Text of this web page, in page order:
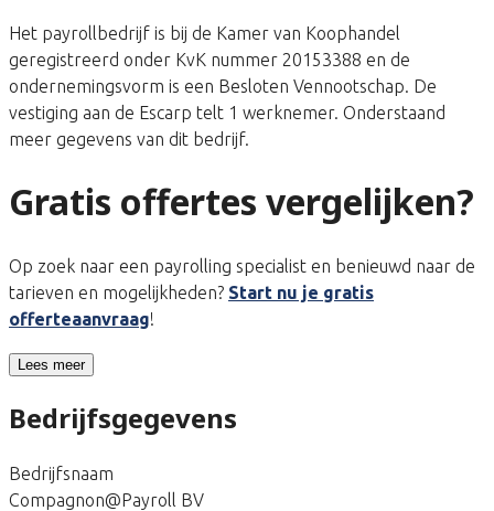
Het payrollbedrijf is bij de Kamer van Koophandel
geregistreerd onder KvK nummer 20153388 en de
ondernemingsvorm is een Besloten Vennootschap. De
vestiging aan de Escarp telt 1 werknemer. Onderstaand
meer gegevens van dit bedrijf.
Gratis offertes vergelijken?
Op zoek naar een payrolling specialist en benieuwd naar de
tarieven en mogelijkheden? Start nu je gratis
offerteaanvraag!
Lees meer
Bedrijfsgegevens
Bedrijfsnaam
Compagnon@Payroll BV